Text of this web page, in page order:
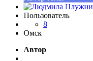
Пользователь
8
Омск
Автор